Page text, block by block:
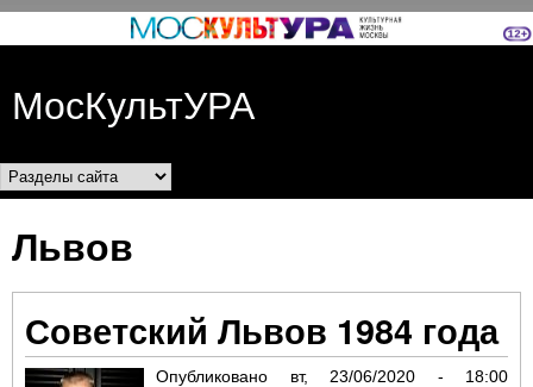
Перейти к основному
МосКультУРА
Разделы сайта
Львов
Советский Львов 1984 года
Опубликовано вт, 23/06/2020 - 18:00